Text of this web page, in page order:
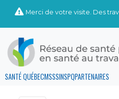
Merci de votre visite. Des
SANTÉ QUÉBECMSSSINSPQPARTENAIRES